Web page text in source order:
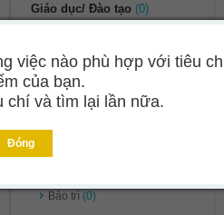
Giáo dục/ Đào tạo (0)
Bảo hiểm (0)
Kế toán/ Kiểm toán(0)
Bảo trì (0)
việc nào phù hợp với tiêu
của bạn.
chí và tìm lại lần nữa.
Đóng